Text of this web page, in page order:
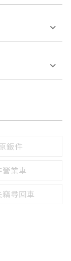
偵測系統
有
鈑件
營業車
竊尋回車